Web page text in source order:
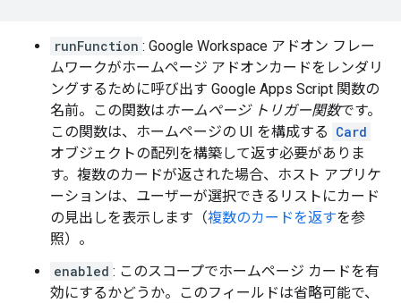
runFunction : Google Workspace アドオン フレー
ムワークがホームページ アドオンカードをレンダリ
ングするために呼び出す Google Apps Script 関数の
名前。この関数はホームページ トリガー関数です。
この関数は、ホームページの UI を構成する Card
オブジェクトの配列を構築して返す必要がありま
す。複数のカードが返された場合、ホスト アプリケ
ーションは、ユーザーが選択できるリストにカード
の見出しを表示します（複数のカードを返すを参
照）。
enabled : このスコープでホームページ カードを有
効にするかどうか。このフィールドは省略可能で、